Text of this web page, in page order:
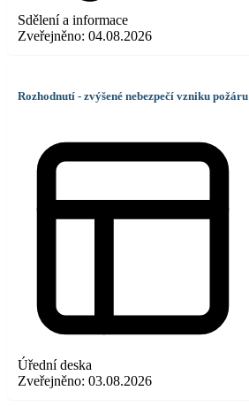
Sdělení a informace
Zveřejněno: 04.08.2026
Rozhodnutí - zvýšené nebezpečí vzniku požáru
Úřední deska
Zveřejněno: 03.08.2026